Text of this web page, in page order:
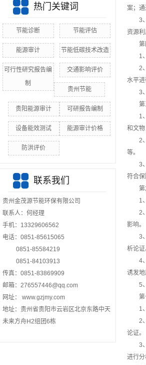
热门关键词
节能诊断 节能评估
能源审计 节能低碳技术改造
可行性研究报告编
制
交通影响评价
贵州节能
贵阳能源审计 可研报告编制
设备能效测试 能源审计价格
防洪评价
联系我们
贵州金茂源节能环保有限公司
联系人：何经理
手机：13329606562
电话：0851-85615065
0851-85584219
0851-84103913
传真：0851-83869909
邮箱：276557446@qq.com
网址： www.gzjmy.com
地址：贵州省贵阳市云岩区北京东路中天
未来方舟H2组团6栋
案；
3
资源
1
2
水平进
3
1
和文物
2
等。
3
符合
1
2
影响。
3
析论证
4
诱发地
5
1
2
论证。
3
进行分